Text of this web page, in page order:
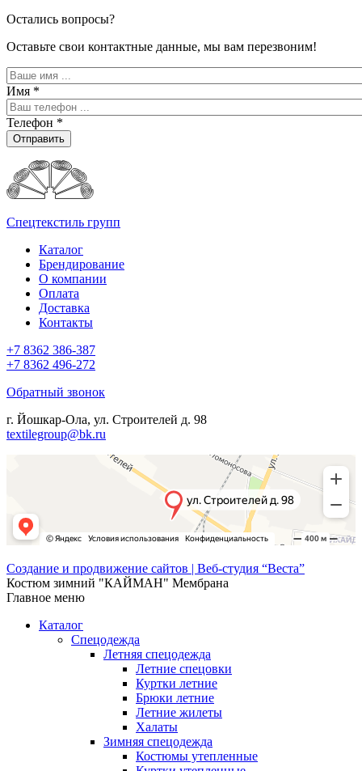
Остались вопросы?
Оставьте свои контактные данные, мы вам перезвоним!
Имя *
Телефон *
Отправить
Спецтекстиль групп
Каталог
Брендирование
О компании
Оплата
Доставка
Контакты
+7 8362 386-387
+7 8362 496-272
Обратный звонок
г. Йошкар-Ола, ул. Строителей д. 98
textilegroup@bk.ru
Создание и продвижение сайтов | Веб-студия “Веста”
Костюм зимний "КАЙМАН" Мембрана
Главное меню
Каталог
Спецодежда
Летняя спецодежда
Летние спецовки
Куртки летние
Брюки летние
Летние жилеты
Халаты
Зимняя спецодежда
Костюмы утепленные